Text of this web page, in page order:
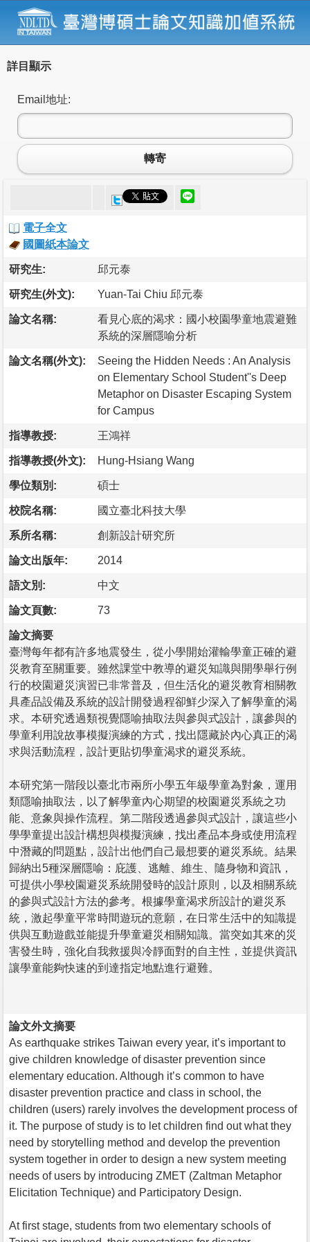
詳目顯示
Email地址:
轉寄
電子全文
國圖紙本論文
研究生: 邱元泰
研究生(外文): Yuan-Tai Chiu 邱元泰
論文名稱:
看見心底的渴求：國小校園學童地震避難
系統的深層隱喻分析
論文名稱(外文):
Seeing the Hidden Needs : An Analysis
on Elementary School Student''s Deep
Metaphor on Disaster Escaping System
for Campus
指導教授: 王鴻祥
指導教授(外文): Hung-Hsiang Wang
學位類別: 碩士
校院名稱: 國立臺北科技大學
系所名稱: 創新設計研究所
論文出版年: 2014
語文別: 中文
論文頁數: 73
論文摘要
臺灣每年都有許多地震發生，從小學開始灌輸學童正確的避
災教育至關重要。雖然課堂中教導的避災知識與開學舉行例
行的校園避災演習已非常普及，但生活化的避災教育相關教
具產品設備及系統的設計開發過程卻鮮少深入了解學童的渴
求。本研究透過類視覺隱喻抽取法與參與式設計，讓參與的
學童利用說故事模擬演練的方式，找出隱藏於內心真正的渴
求與活動流程，設計更貼切學童渴求的避災系統。
本研究第一階段以臺北市兩所小學五年級學童為對象，運用
類隱喻抽取法，以了解學童內心期望的校園避災系統之功
能、意象與操作流程。第二階段透過參與式設計，讓這些小
學學童提出設計構想與模擬演練，找出產品本身或使用流程
中潛藏的問題點，設計出他們自己最想要的避災系統。結果
歸納出5種深層隱喻：庇護、逃離、維生、隨身物和資訊，
可提供小學校園避災系統開發時的設計原則，以及相關系統
的參與式設計方法的參考。根據學童渴求所設計的避災系
統，激起學童平常時間遊玩的意願，在日常生活中的知識提
供與互動遊戲並能提升學童避災相關知識。當突如其來的災
害發生時，強化自我救援與冷靜面對的自主性，並提供資訊
讓學童能夠快速的到達指定地點進行避難。
論文外文摘要
As earthquake strikes Taiwan every year, it’s important to
give children knowledge of disaster prevention since
elementary education. Although it’s common to have
disaster prevention practice and class in school, the
children (users) rarely involves the development process of
it. The purpose of study is to let children find out what they
need by storytelling method and develop the prevention
system together in order to design a new system meeting
needs of users by introducing ZMET (Zaltman Metaphor
Elicitation Technique) and Participatory Design.
At first stage, students from two elementary schools of